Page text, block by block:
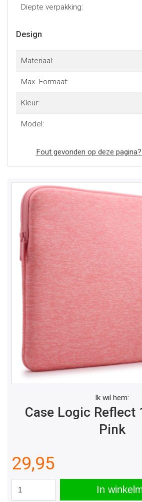
Diepte verpakking:
Design
Materiaal:
Max. Formaat:
Kleur:
Model:
Fout gevonden op deze
Ik wil hem:
Case Logic Reflect
Pink
29,95
In